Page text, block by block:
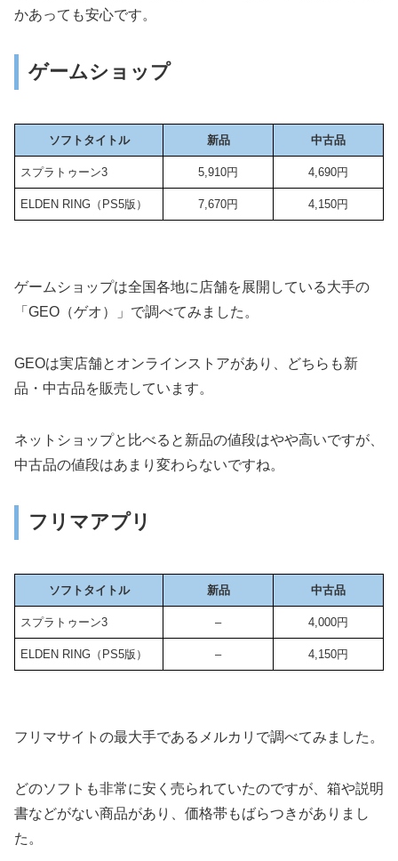
かあっても安心です。
ゲームショップ
ソフトタイトル 新品 中古品
スプラトゥーン3 5,910円 4,690円
ELDEN RING（PS5版） 7,670円 4,150円
ゲームショップは全国各地に店舗を展開している大手の
「GEO（ゲオ）」で調べてみました。
GEOは実店舗とオンラインストアがあり、どちらも新
品・中古品を販売しています。
ネットショップと比べると新品の値段はやや高いですが、
中古品の値段はあまり変わらないですね。
フリマアプリ
ソフトタイトル 新品 中古品
スプラトゥーン3 – 4,000円
ELDEN RING（PS5版） – 4,150円
フリマサイトの最大手であるメルカリで調べてみました。
どのソフトも非常に安く売られていたのですが、箱や説明
書などがない商品があり、価格帯もばらつきがありまし
た。